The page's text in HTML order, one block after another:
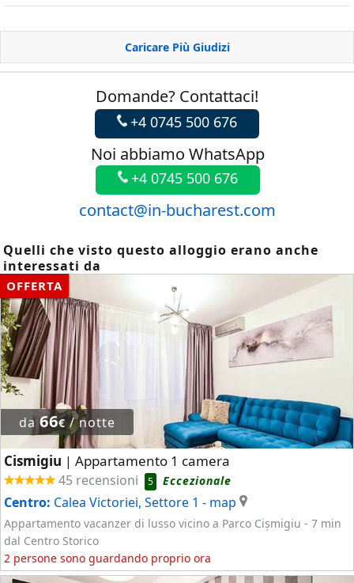
Caricare Più Giudizi
Domande? Contattaci!
+4 0745 500 676
Noi abbiamo WhatsApp
+4 0745 500 676
contact@in-bucharest.com
Quelli che visto questo alloggio erano anche
interessati da
OFFERTA
da66€/ notte
Cismigiu | Appartamento 1 camera
45 recensioni 5 Eccezionale
Centro: Calea Victoriei, Settore 1 - map
Appartamento vacanzer di lusso vicino a Parco Cișmigiu - 7 min
dal Centro Storico
2 persone sono guardando proprio ora